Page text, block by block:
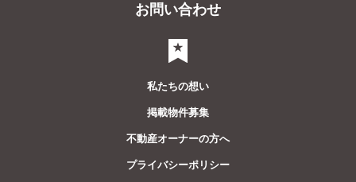
お問い合わせ
私たちの想い
掲載物件募集
不動産オーナーの方へ
プライバシーポリシー